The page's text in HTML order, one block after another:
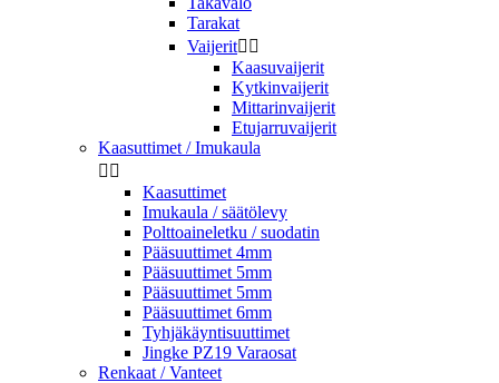
Tarakat
Vaijerit 
Kaasuvaijerit
Kytkinvaijerit
Mittarinvaijerit
Etujarruvaijerit
Kaasuttimet / Imukaula
 
Kaasuttimet
Imukaula / säätölevy
Polttoaineletku / suodatin
Pääsuuttimet 4mm
Pääsuuttimet 5mm
Pääsuuttimet 5mm
Pääsuuttimet 6mm
Tyhjäkäyntisuuttimet
Jingke PZ19 Varaosat
Renkaat / Vanteet